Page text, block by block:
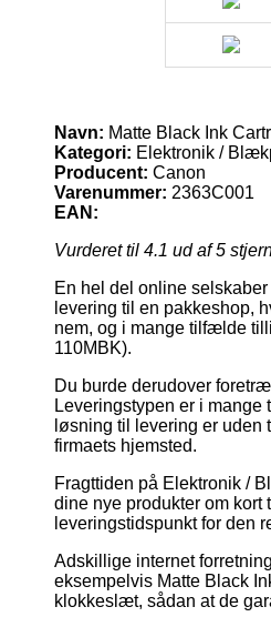
Navn: Matte Black Ink
Kategori: Elektronik /
Producent: Canon
Varenummer: 2363C001
EAN:
Vurderet til 4.1 ud af 5
En hel del online
levering til en pakkeshop,
nem, og i mange tilfælde
110MBK).
Du burde derudover
Leveringstypen er i
løsning til levering er
firmaets hjemsted.
Fragttiden på Elektronik /
dine nye produkter om kort
leveringstidspunkt for den
Adskillige internet
eksempelvis Matte Black
klokkeslæt, sådan at de